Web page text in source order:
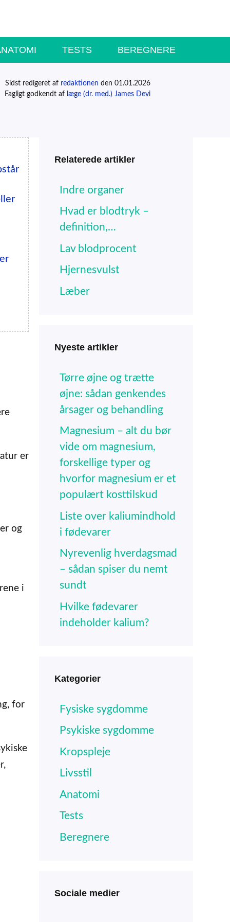
TESTS BEREGNERE
Sidst redigeret af redaktionen den 01.01.2026
Fagligt godkendt af læge (dr. med.) James Devi
er
og
i
for
Relaterede artikler
Indre organer
Hvad er blodtryk –
definition,…
Lav blodprocent
Hjernesvulst
Læber
Nyeste artikler
Tørre øjne og trætte
øjne: sådan genkendes
årsager og behandling
Magnesium – alt du bør
vide om magnesium,
forskellige typer og
hvorfor magnesium er et
populært kosttilskud
Liste over kaliumindhold
i fødevarer
Nyrevenlig hverdagsmad
– sådan spiser du nemt
sundt
Hvilke fødevarer
indeholder kalium?
Kategorier
Fysiske sygdomme
Psykiske sygdomme
Kropspleje
Livsstil
Anatomi
Tests
Beregnere
Sociale medier